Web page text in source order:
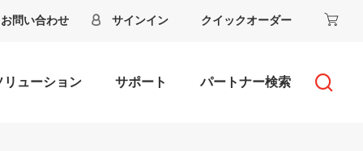
お問い合わせ サインイン クイックオーダー
リューション サポート パートナー検索